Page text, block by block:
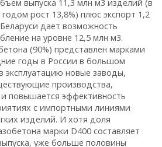
выпуска 11,3 млн м3 изделий (в
рост 13,8%) плюс экспорт 1,2
дает возможность
на уровне 12,5 млн м3.
(90%) представлен марками
годы в России в большом
эксплуатацию новые заводы,
производства,
повышается эффективность
с импортными линиями
изделий. И хотя доля
марки D400 составляет
уже больше половины